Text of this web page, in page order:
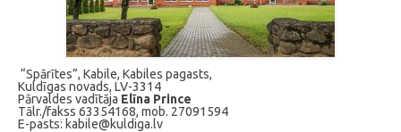
“Spārītes”, Kabile, Kabiles pagasts,
Kuldīgas novads, LV-3314
Pārvaldes vadītāja Elīna Prince
Tālr./fakss 63354168, mob. 27091594
E-pasts: kabile@kuldiga.lv